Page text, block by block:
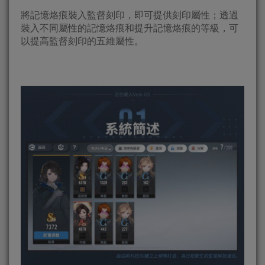
將記憶烙痕裝入監督刻印，即可提供刻印屬性；透過
裝入不同屬性的記憶烙痕和提升記憶烙痕的等級，可
以提高監督刻印的五維屬性。